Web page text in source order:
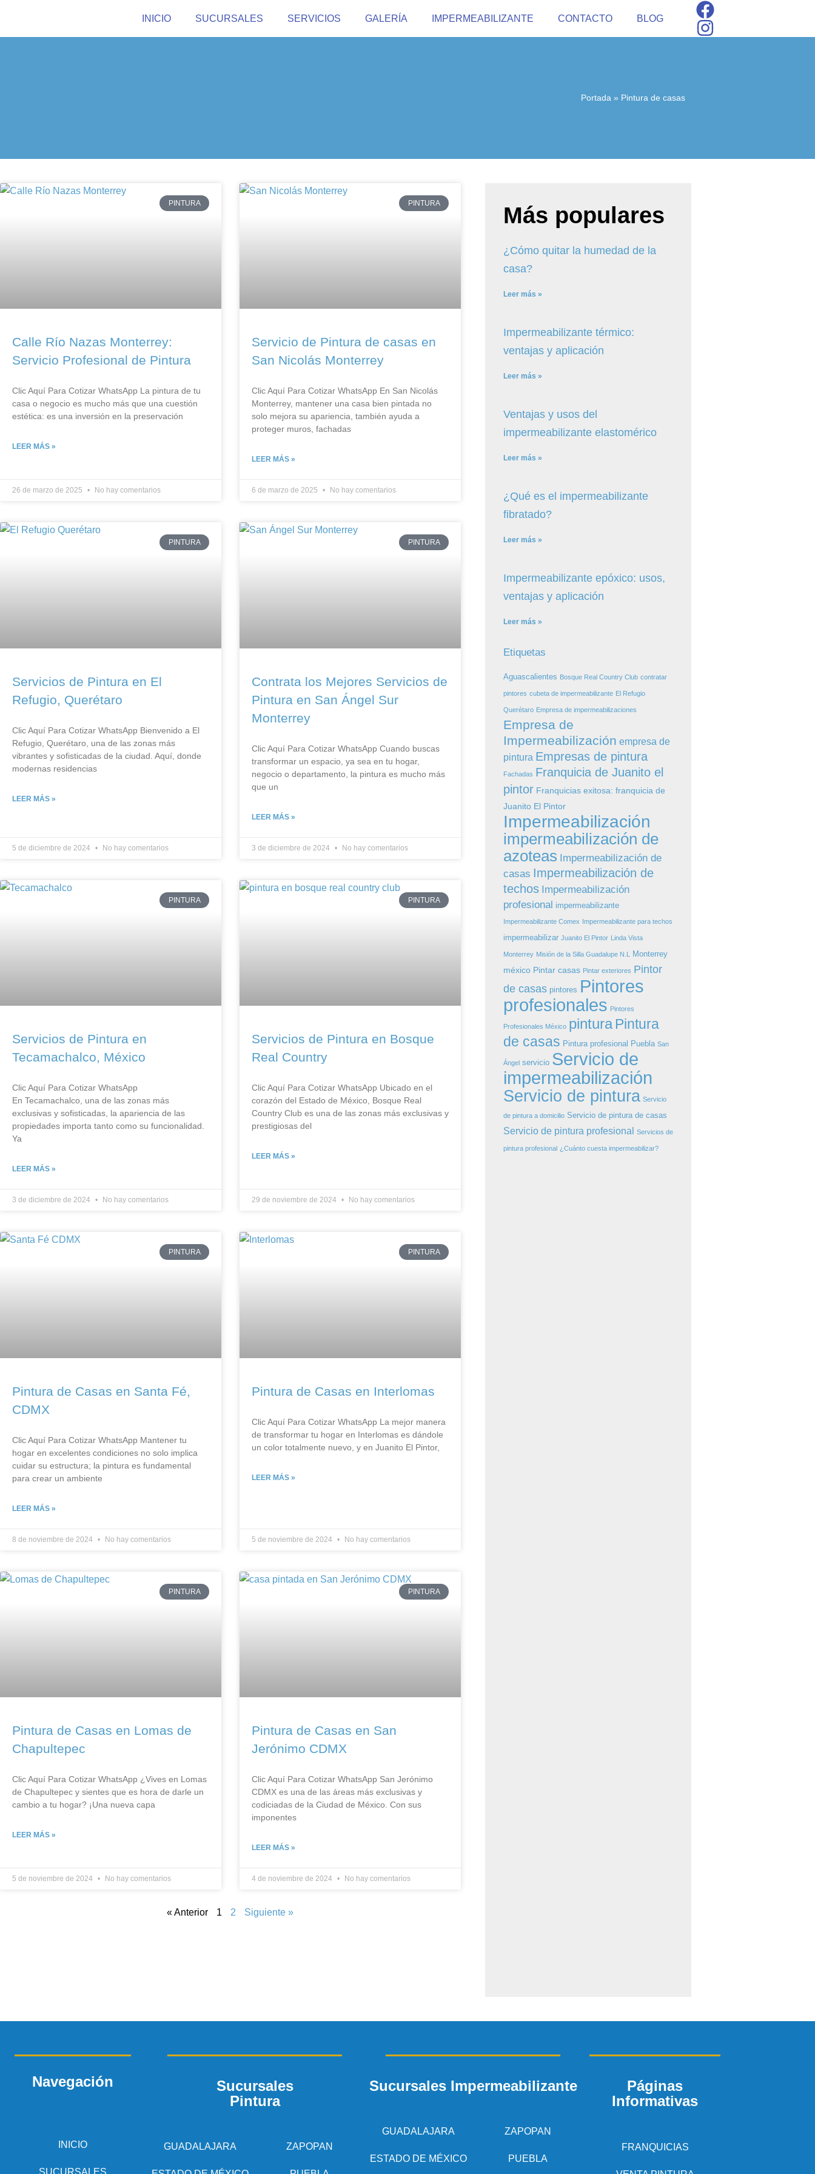
INICIO SUCURSALES SERVICIOS GALERÍA IMPERMEABILIZANTE CONTACTO BLOG
Portada » Pintura de casas
PINTURA
Calle Río Nazas Monterrey:
Servicio Profesional de Pintura
Clic Aquí Para Cotizar​ WhatsApp La pintura de tu
casa o negocio es mucho más que una cuestión
estética: es una inversión en la preservación
LEER MÁS »
26 de marzo de 2025 No hay comentarios
PINTURA
Servicio de Pintura de casas en
San Nicolás Monterrey
Clic Aquí Para Cotizar​ WhatsApp En San Nicolás
Monterrey, mantener una casa bien pintada no
solo mejora su apariencia, también ayuda a
proteger muros, fachadas
LEER MÁS »
6 de marzo de 2025 No hay comentarios
PINTURA
Servicios de Pintura en El
Refugio, Querétaro
Clic Aquí Para Cotizar​ WhatsApp Bienvenido a El
Refugio, Querétaro, una de las zonas más
vibrantes y sofisticadas de la ciudad. Aquí, donde
modernas residencias
LEER MÁS »
5 de diciembre de 2024 No hay comentarios
PINTURA
Contrata los Mejores Servicios de
Pintura en San Ángel Sur
Monterrey
Clic Aquí Para Cotizar​ WhatsApp Cuando buscas
transformar un espacio, ya sea en tu hogar,
negocio o departamento, la pintura es mucho más
que un
LEER MÁS »
3 de diciembre de 2024 No hay comentarios
PINTURA
Servicios de Pintura en
Tecamachalco, México
Clic Aquí Para Cotizar​ WhatsApp
En Tecamachalco, una de las zonas más
exclusivas y sofisticadas, la apariencia de las
propiedades importa tanto como su funcionalidad.
Ya
LEER MÁS »
3 de diciembre de 2024 No hay comentarios
PINTURA
Servicios de Pintura en Bosque
Real Country
Clic Aquí Para Cotizar​ WhatsApp Ubicado en el
corazón del Estado de México, Bosque Real
Country Club es una de las zonas más exclusivas y
prestigiosas del
LEER MÁS »
29 de noviembre de 2024 No hay comentarios
PINTURA
Pintura de Casas en Santa Fé,
CDMX
Clic Aquí Para Cotizar​ WhatsApp Mantener tu
hogar en excelentes condiciones no solo implica
cuidar su estructura; la pintura es fundamental
para crear un ambiente
LEER MÁS »
8 de noviembre de 2024 No hay comentarios
PINTURA
Pintura de Casas en Interlomas
Clic Aquí Para Cotizar​ WhatsApp La mejor manera
de transformar tu hogar en Interlomas es dándole
un color totalmente nuevo, y en Juanito El Pintor,
LEER MÁS »
5 de noviembre de 2024 No hay comentarios
PINTURA
Pintura de Casas en Lomas de
Chapultepec
Clic Aquí Para Cotizar​ WhatsApp ¿Vives en Lomas
de Chapultepec y sientes que es hora de darle un
cambio a tu hogar? ¡Una nueva capa
LEER MÁS »
5 de noviembre de 2024 No hay comentarios
PINTURA
Pintura de Casas en San
Jerónimo CDMX
Clic Aquí Para Cotizar​ WhatsApp San Jerónimo
CDMX es una de las áreas más exclusivas y
codiciadas de la Ciudad de México. Con sus
imponentes
LEER MÁS »
4 de noviembre de 2024 No hay comentarios
« Anterior 1 2 Siguiente »
Más populares
¿Cómo quitar la humedad de la
casa?
Leer más »
Impermeabilizante térmico:
ventajas y aplicación
Leer más »
Ventajas y usos del
impermeabilizante elastomérico
Leer más »
¿Qué es el impermeabilizante
fibratado?
Leer más »
Impermeabilizante epóxico: usos,
ventajas y aplicación
Leer más »
Etiquetas
Aguascalientes Bosque Real Country Club contratar
pintores cubeta de impermeabilizante El Refugio
Querétaro Empresa de impermeabilizaciones
Empresa de
Impermeabilización empresa de
pintura Empresas de pintura
Fachadas Franquicia de Juanito el
pintor Franquicias exitosa: franquicia de
Juanito El Pintor
Impermeabilización
impermeabilización de
azoteas Impermeabilización de
casas Impermeabilización de
techos Impermeabilización
profesional impermeabilizante
Impermeabilizante Comex Impermeabilizante para techos
impermeabilizar Juanito El Pintor Linda Vista
Monterrey Misión de la Silla Guadalupe N.L Monterrey
méxico Pintar casas Pintar exteriores Pintor
de casas pintores Pintores
profesionales Pintores
Profesionales México pintura Pintura
de casas Pintura profesional Puebla San
Ángel servicio Servicio de
impermeabilización
Servicio de pintura Servicio
de pintura a domicilio Servicio de pintura de casas
Servicio de pintura profesional Servicios de
pintura profesional ¿Cuánto cuesta impermeabilizar?
Navegación
INICIO
Sucursales
Pintura
GUADALAJARA ZAPOPAN
Sucursales Impermeabilizante
GUADALAJARA ZAPOPAN
ESTADO DE MÉXICO PUEBLA
Páginas
Informativas
FRANQUICIAS